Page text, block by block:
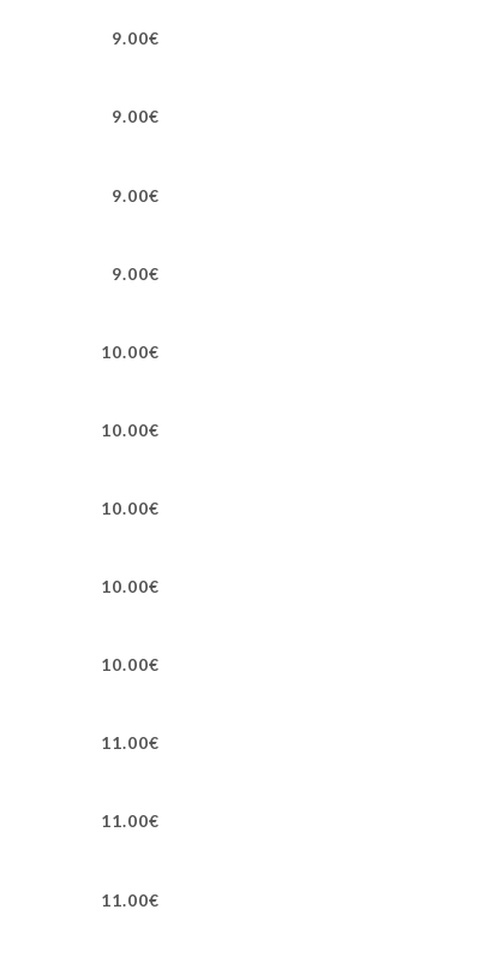
9.00€
9.00€
9.00€
9.00€
10.00€
10.00€
10.00€
10.00€
10.00€
11.00€
11.00€
11.00€